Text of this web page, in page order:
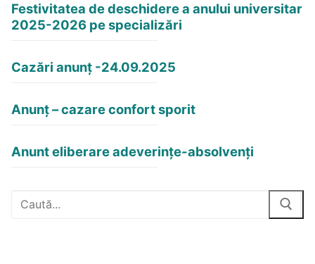
Festivitatea de deschidere a anului universitar
2025-2026 pe specializări
Cazări anunț -24.09.2025
Anunț – cazare confort sporit
Anunt eliberare adeverințe-absolvenți